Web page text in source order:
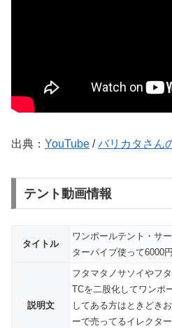
出典： YouTube /バリカタさん
テント動画情報
タイトル
ワンポールテント・サ
ターパイプ使って6000
説明文
フタマタノサソイやフ
TCを二股化してワンポ
してある方はときどき
ーで売ってるイレクタ